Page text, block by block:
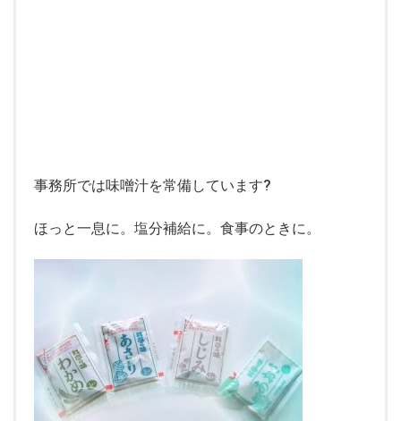
事務所では味噌汁を常備しています?
ほっと一息に。塩分補給に。食事のときに。